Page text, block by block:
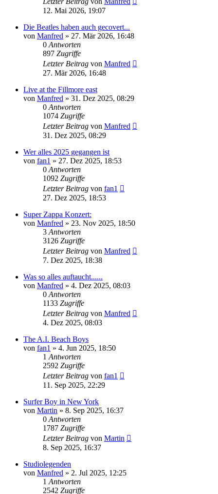
12. Mai 2026, 19:07
Die Beatles haben auch gecovert...
von Manfred » 27. Mär 2026, 16:48
0 Antworten
897 Zugriffe
Letzter Beitrag von Manfred
27. Mär 2026, 16:48
Live at the Fillmore east
von Manfred » 31. Dez 2025, 08:29
0 Antworten
1074 Zugriffe
Letzter Beitrag von Manfred
31. Dez 2025, 08:29
Wer alles 2025 gegangen ist
von fan1 » 27. Dez 2025, 18:53
0 Antworten
1092 Zugriffe
Letzter Beitrag von fan1
27. Dez 2025, 18:53
Super Zappa Konzert:
von Manfred » 23. Nov 2025, 18:50
3 Antworten
3126 Zugriffe
Letzter Beitrag von Manfred
7. Dez 2025, 18:38
Was so alles auftaucht......
von Manfred » 4. Dez 2025, 08:03
0 Antworten
1133 Zugriffe
Letzter Beitrag von Manfred
4. Dez 2025, 08:03
The A.I. Beach Boys
von fan1 » 4. Jun 2025, 18:50
1 Antworten
2592 Zugriffe
Letzter Beitrag von fan1
11. Sep 2025, 22:29
Surfer Boy in New York
von Martin » 8. Sep 2025, 16:37
0 Antworten
1787 Zugriffe
Letzter Beitrag von Martin
8. Sep 2025, 16:37
Studiolegenden
von Manfred » 2. Jul 2025, 12:25
1 Antworten
2542 Zugriffe